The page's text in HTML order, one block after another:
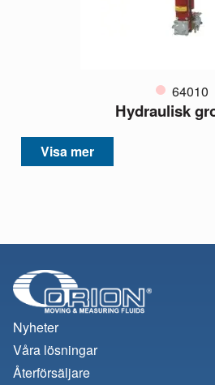
64010
Hydraulisk
Visa mer
Nyheter
Våra lösningar
Återförsäljare